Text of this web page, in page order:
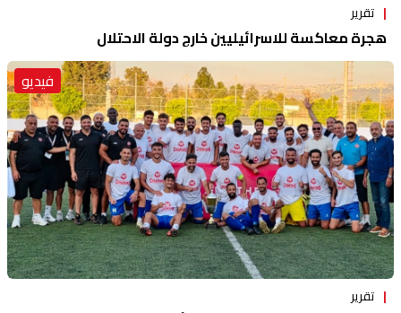
تقرير
هجرة معاكسة للاسرائيليين خارج دولة الاحتلال
فيديو
تقرير